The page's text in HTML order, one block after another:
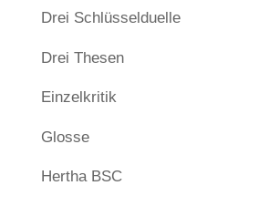
Drei Schlüsselduelle
Drei Thesen
Einzelkritik
Glosse
Hertha BSC